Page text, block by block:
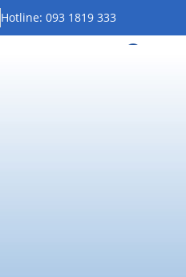
Hotline: 093 1819 333